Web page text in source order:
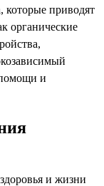
которые приводят
органические
и
и жизни